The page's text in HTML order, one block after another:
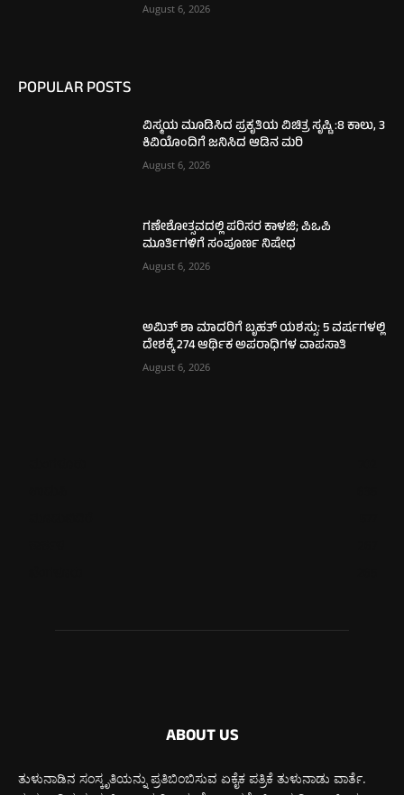
August 6, 2026
POPULAR POSTS
ವಿಸ್ಮಯ ಮೂಡಿಸಿದ ಪ್ರಕೃತಿಯ ವಿಚಿತ್ರ ಸೃಷ್ಟಿ :8 ಕಾಲು, 3
ಕಿವಿಯೊಂದಿಗೆ ಜನಿಸಿದ ಆಡಿನ ಮರಿ
August 6, 2026
ಗಣೇಶೋತ್ಸವದಲ್ಲಿ ಪರಿಸರ ಕಾಳಜಿ; ಪಿಒಪಿ
ಮೂರ್ತಿಗಳಿಗೆ ಸಂಪೂರ್ಣ ನಿಷೇಧ
August 6, 2026
ಅಮಿತ್ ಶಾ ಮಾದರಿಗೆ ಬೃಹತ್ ಯಶಸ್ಸು: 5 ವರ್ಷಗಳಲ್ಲಿ
ದೇಶಕ್ಕೆ 274 ಆರ್ಥಿಕ ಅಪರಾಧಿಗಳ ವಾಪಸಾತಿ
August 6, 2026
ABOUT US
ತುಳುನಾಡಿನ ಸಂಸ್ಕೃತಿಯನ್ನು ಪ್ರತಿಬಿಂಬಿಸುವ ಏಕೈಕ ಪತ್ರಿಕೆ ತುಳುನಾಡು ವಾರ್ತೆ.